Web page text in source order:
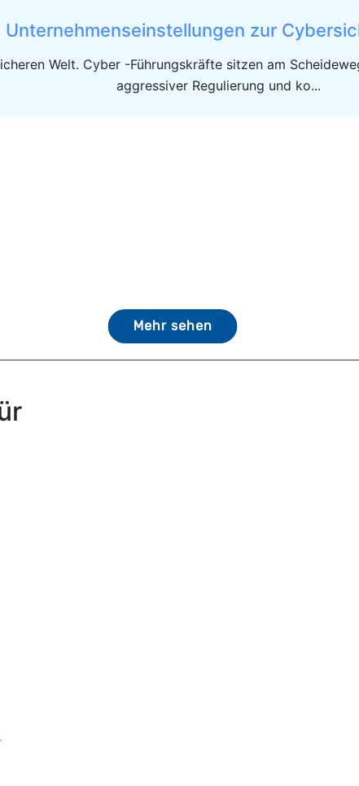
Unternehmenseinstellungen zur
Welt. Cyber ​​-Führungskräfte sitzen am
aggressiver Regulierung und ko...
Mehr sehen